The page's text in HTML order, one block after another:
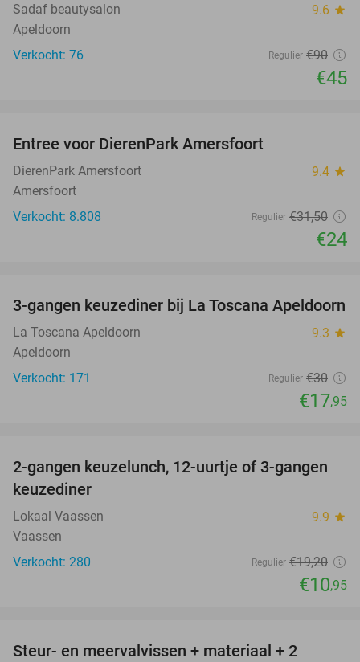
Sadaf beautysalon 9.6 star
Apeldoorn
Verkocht: 76
Regulier €90
€45
Entree voor DierenPark Amersfoort
DierenPark Amersfoort 9.4 star
Amersfoort
Verkocht: 8.808
Regulier €31,50
€24
40%
3-gangen keuzediner bij La Toscana Apeldoorn
La Toscana Apeldoorn 9.3 star
Apeldoorn
Verkocht: 171
Regulier €30
€17,95
43%
2-gangen keuzelunch, 12-uurtje of 3-gangen
keuzediner
Lokaal Vaassen 9.9 star
Vaassen
Verkocht: 280
Regulier €19,20
€10,95
Steur- en meervalvissen + materiaal + 2